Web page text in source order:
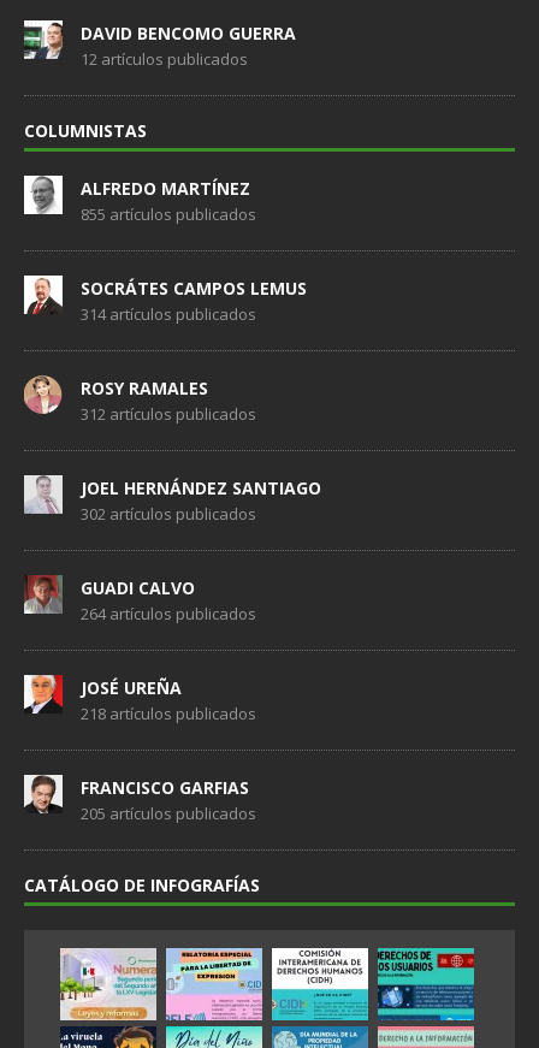
DAVID BENCOMO GUERRA
12 artículos publicados
COLUMNISTAS
ALFREDO MARTÍNEZ
855 artículos publicados
SOCRÁTES CAMPOS LEMUS
314 artículos publicados
ROSY RAMALES
312 artículos publicados
JOEL HERNÁNDEZ SANTIAGO
302 artículos publicados
GUADI CALVO
264 artículos publicados
JOSÉ UREÑA
218 artículos publicados
FRANCISCO GARFIAS
205 artículos publicados
CATÁLOGO DE INFOGRAFÍAS